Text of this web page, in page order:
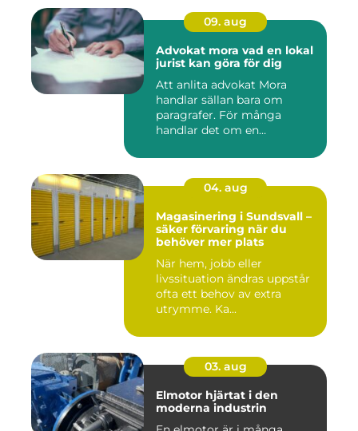
09. aug
Advokat mora vad en lokal
jurist kan göra för dig
Att anlita advokat Mora
handlar sällan bara om
paragrafer. För många
handlar det om en
04. aug
Magasinering i Sundsvall –
säker förvaring när du
behöver mer plats
När hem, jobb eller
livssituation ändras uppstår
ofta ett behov av extra
utrymme. Ka...
03. aug
Elmotor hjärtat i den
moderna industrin